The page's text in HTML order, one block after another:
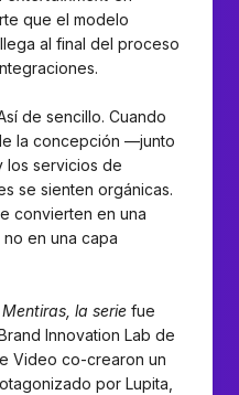
que el modelo
al final del proceso
de sencillo. Cuando
la concepción —junto
los servicios de
se sienten orgánicas.
convierten en una
en una capa
Mentiras, la serie fue
Innovation Lab de
Video co-crearon un
por Lupita,